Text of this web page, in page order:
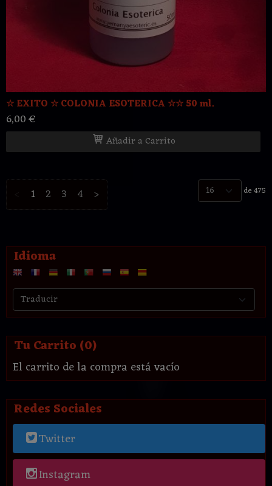
Idioma
Tu Carrito (0)
El carrito de la compra está vacío
Redes Sociales
Twitter
Instagram
☆ EXITO ☆ COLONIA ESOTERICA ☆☆ 50 ml.
6,00 €
Añadir a Carrito
1 2 3 4 > de 475